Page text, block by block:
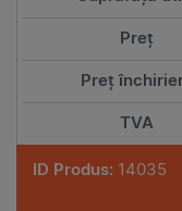
ID Produs: 14035